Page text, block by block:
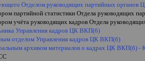
Отделом руководящих партийных
партийной статистики Отдела руководящих
учёта руководящих кадров Отдела
Управления кадров ЦК ВКП(б)
отделом Управления кадров ЦК ВКП(б)
архивом материалов о кадрах ЦК ВКП(б)